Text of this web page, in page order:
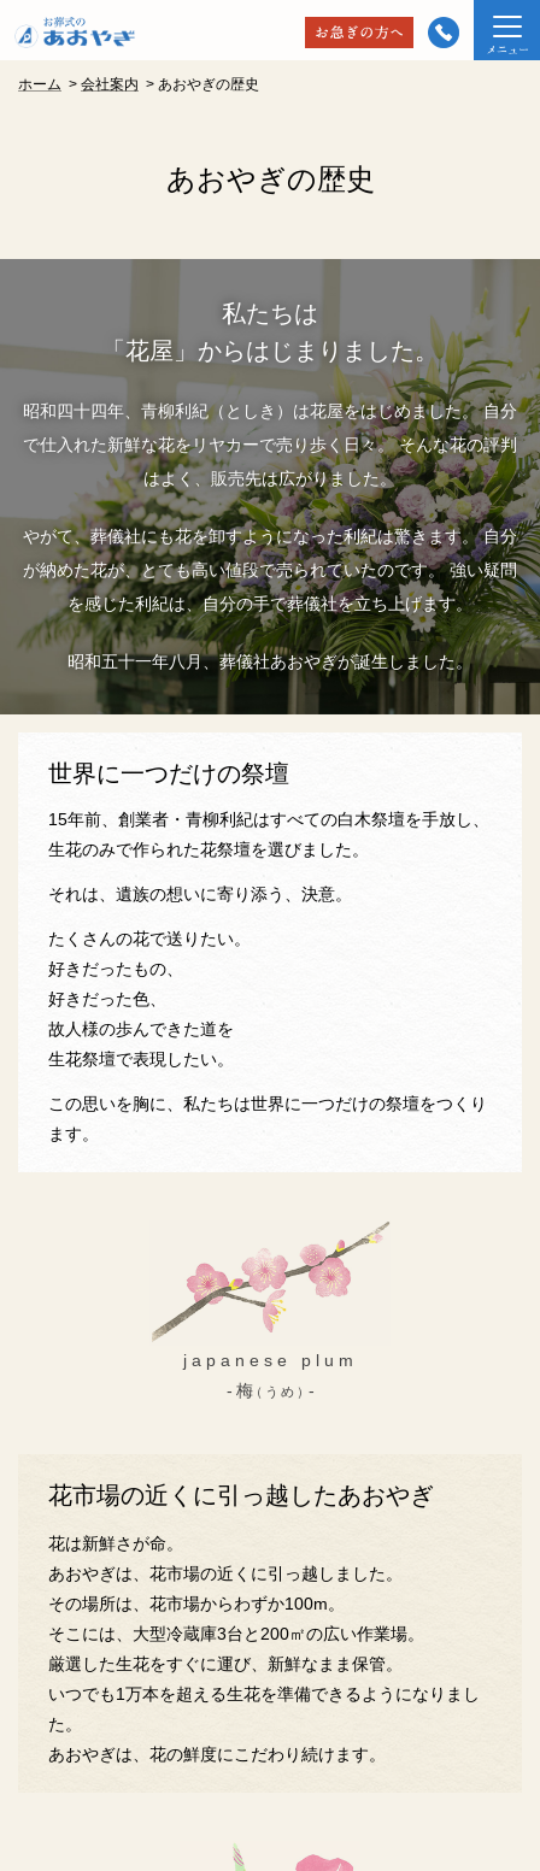
ホーム > 会社案内 > あおやぎの歴史
あおやぎの歴史
私たちは
「花屋」からはじまりました。
昭和四十四年、青柳利紀（としき）は花屋をはじめました。自分
で仕入れた新鮮な花をリヤカーで売り歩く日々。 そんな花の評判
はよく、販売先は広がりました。
やがて、葬儀社にも花を卸すようになった利紀は驚きます。自分
が納めた花が、とても高い値段で売られていたのです。強い疑問
を感じた利紀は、自分の手で葬儀社を立ち上げます。
昭和五十一年八月、葬儀社あおやぎが誕生しました。
世界に一つだけの祭壇
15年前、創業者・青柳利紀はすべての白木祭壇を手放し、
生花のみで作られた花祭壇を選びました。
それは、遺族の想いに寄り添う、決意。
たくさんの花で送りたい。
好きだったもの、
好きだった色、
故人様の歩んできた道を
生花祭壇で表現したい。
この思いを胸に、私たちは世界に一つだけの祭壇をつくり
ます。
japanese plum
梅（うめ）
花市場の近くに引っ越したあおやぎ
花は新鮮さが命。
あおやぎは、花市場の近くに引っ越しました。
その場所は、花市場からわずか100m。
そこには、大型冷蔵庫3台と200㎡の広い作業場。
厳選した生花をすぐに運び、新鮮なまま保管。
いつでも1万本を超える生花を準備できるようになりまし
た。
あおやぎは、花の鮮度にこだわり続けます。